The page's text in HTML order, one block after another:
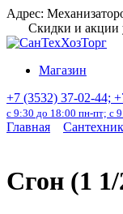
Перейти
содержанию
Адрес:
Скидки и акции
Магазин
+7 (3532) 37-02-44;
с 9:30 до 18:00 пн-пт; с
Главная
Сгон (1